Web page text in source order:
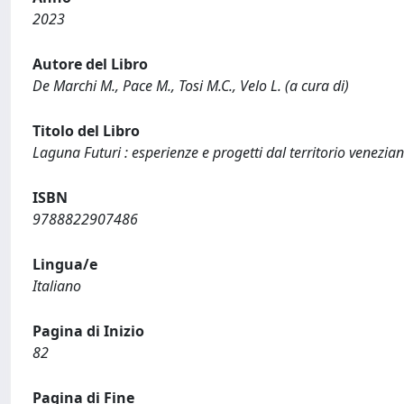
2023
Autore del Libro
De Marchi M., Pace M., Tosi M.C., Velo L. (a cura di)
Titolo del Libro
Laguna Futuri : esperienze e progetti dal territorio
ISBN
9788822907486
Lingua/e
Italiano
Pagina di Inizio
82
Pagina di Fine